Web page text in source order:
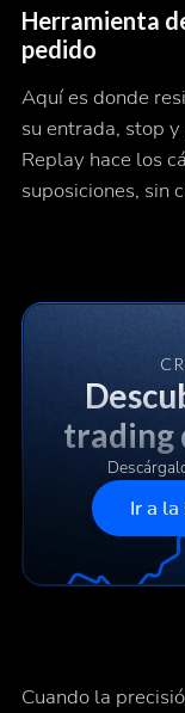
Herramienta
pedido
Aquí es donde
su entrada, stop
Replay hace los
suposiciones, sin
trading
Ir a
Cuando la